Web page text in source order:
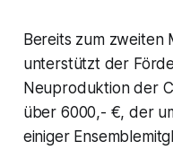
Bereits zum zweiten
unterstützt der
Neuproduktion der
über 6000,- €, der
einiger